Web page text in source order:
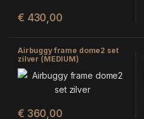
€ 430,00
Airbuggy frame dome2 set
zilver (MEDIUM)
€ 360,00